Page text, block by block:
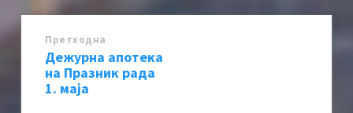
Претходна
Дежурна апотека
на Празник рада
1. маја